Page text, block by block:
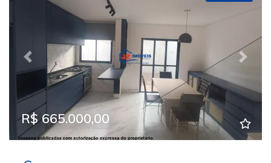
Previous Next
R$ 665.000,00